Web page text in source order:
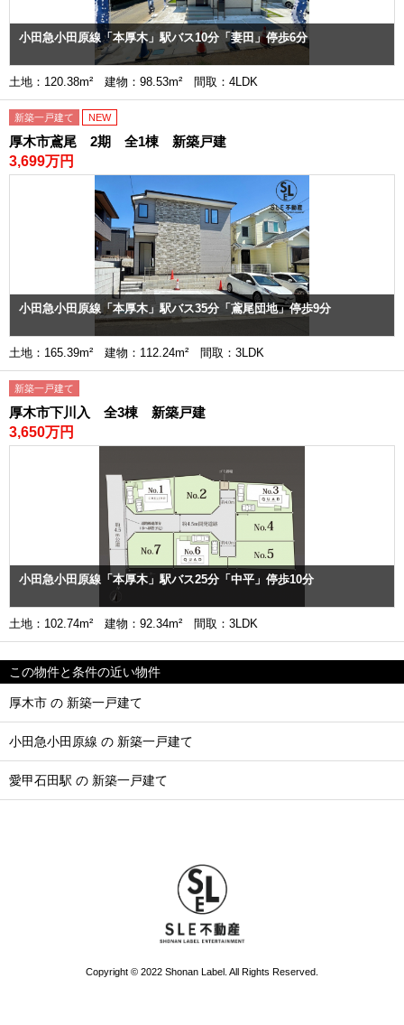
小田急小田原線「本厚木」駅バス10分「妻田」停歩6分
土地：120.38m² 建物：98.53m² 間取：4LDK
新築一戸建て NEW
厚木市鳶尾 2期 全1棟 新築戸建
3,699万円
小田急小田原線「本厚木」駅バス35分「鳶尾団地」停歩9分
土地：165.39m² 建物：112.24m² 間取：3LDK
新築一戸建て
厚木市下川入 全3棟 新築戸建
3,650万円
小田急小田原線「本厚木」駅バス25分「中平」停歩10分
土地：102.74m² 建物：92.34m² 間取：3LDK
この物件と条件の近い物件
厚木市 の 新築一戸建て
小田急小田原線 の 新築一戸建て
愛甲石田駅 の 新築一戸建て
Copyright © 2022 Shonan Label. All Rights Reserved.